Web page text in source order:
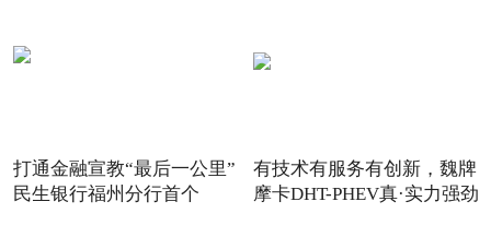
打通金融宣教“最后一公里”
民生银行福州分行首个
有技术有服务有创新，魏牌
摩卡DHT-PHEV真·实力强劲